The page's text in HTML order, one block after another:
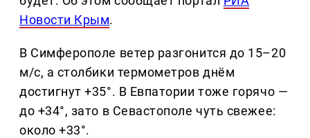
Новости Крым.
В Симферополе ветер разгонится до 15–20
м/с, а столбики термометров днём
достигнут +35°. В Евпатории тоже горячо —
до +34°, зато в Севастополе чуть свежее:
около +33°.